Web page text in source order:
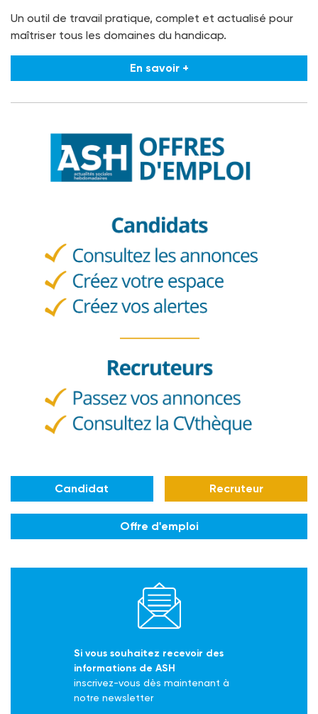
Un outil de travail pratique, complet et actualisé pour
maîtriser tous les domaines du handicap.
En savoir +
Candidat Recruteur
Offre d'emploi
Si vous souhaitez recevoir des
informations de ASH
inscrivez-vous dès maintenant à
notre newsletter